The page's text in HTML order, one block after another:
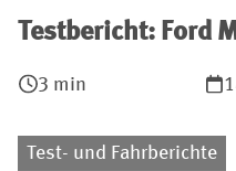
Testbericht: Ford
3 min
Test- und Fahrberichte